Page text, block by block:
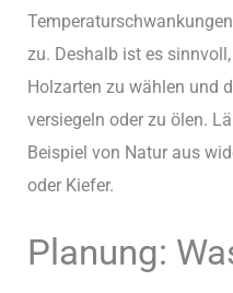
zu. Deshalb ist es
Holzarten zu wählen und
versiegeln oder zu ölen.
Beispiel von Natur aus
oder Kiefer.
Planung: